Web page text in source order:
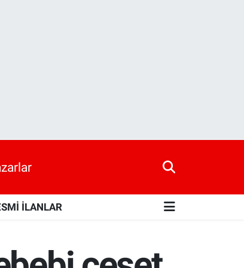
İLANLAR